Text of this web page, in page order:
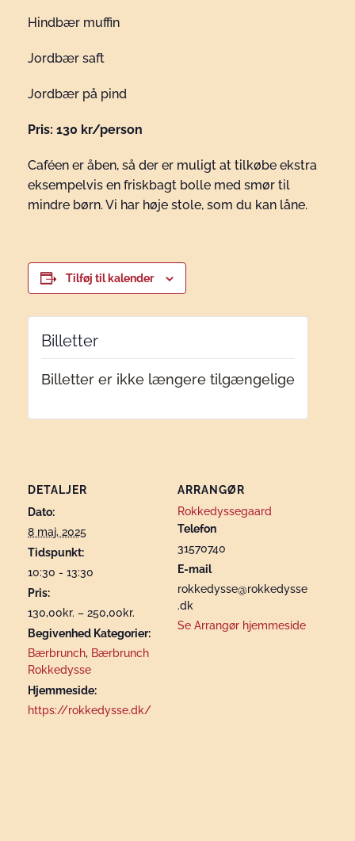
Hindbær muffin
Jordbær saft
Jordbær på pind
Pris: 130 kr/person
Caféen er åben, så der er muligt at tilkøbe ekstra
eksempelvis en friskbagt bolle med smør til
mindre børn. Vi har høje stole, som du kan låne.
Tilføj til kalender
DETALJER
Dato:
8 maj, 2025
Tidspunkt:
10:30 - 13:30
Pris:
130,00kr. – 250,00kr.
Begivenhed Kategorier:
Bærbrunch, Bærbrunch
Rokkedysse
Hjemmeside:
https://rokkedysse.dk/
ARRANGØR
Rokkedyssegaard
Telefon
31570740
E-mail
rokkedysse@rokkedysse
.dk
Se Arrangør hjemmeside
Billetter
Billetter er ikke længere tilgængelige